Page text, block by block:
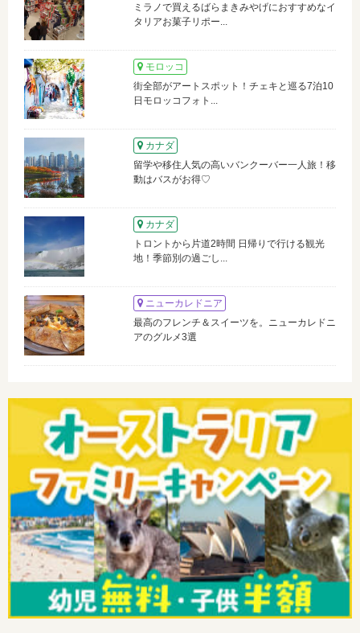
ミラノで買えるばらまきみやげにおすすめなイ
タリアお菓子リポー...
モロッコ
街全部がアートスポット！チェキと巡る7泊10
日モロッコフォト...
カナダ
留学や移住人気の高いバンクーバー一人旅！移
動はバスがお得♡
カナダ
トロントから片道2時間 日帰りで行ける観光
地！季節別の過ごし...
ニューカレドニア
最高のフレンチ＆スイーツを。ニューカレドニ
アのグルメ3選